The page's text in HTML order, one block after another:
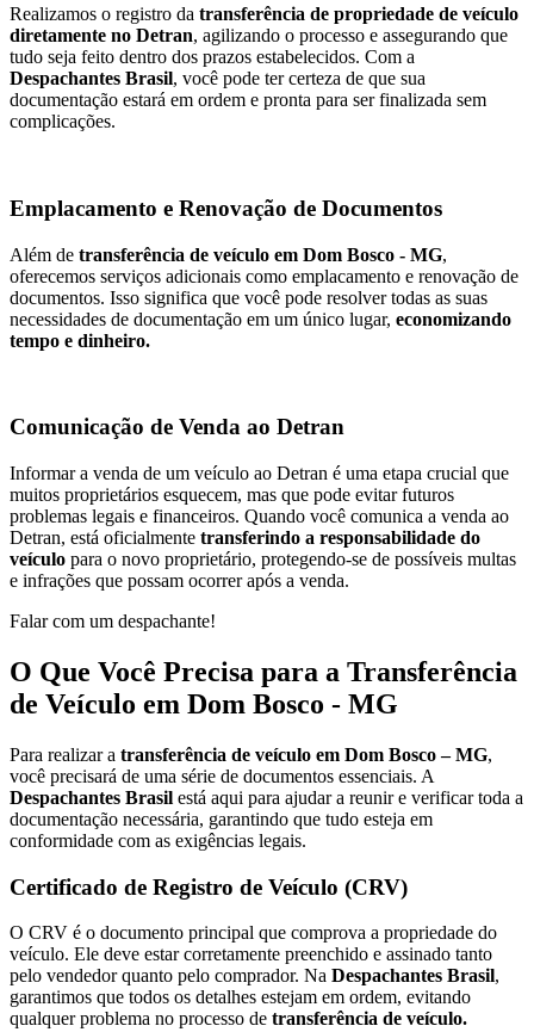
Realizamos o registro da transferência de propriedade de veículo
diretamente no Detran, agilizando o processo e assegurando que
tudo seja feito dentro dos prazos estabelecidos. Com a
Despachantes Brasil, você pode ter certeza de que sua
documentação estará em ordem e pronta para ser finalizada sem
complicações.
Emplacamento e Renovação de Documentos
Além de transferência de veículo em Dom Bosco - MG,
oferecemos serviços adicionais como emplacamento e renovação de
documentos. Isso significa que você pode resolver todas as suas
necessidades de documentação em um único lugar, economizando
tempo e dinheiro.
Comunicação de Venda ao Detran
Informar a venda de um veículo ao Detran é uma etapa crucial que
muitos proprietários esquecem, mas que pode evitar futuros
problemas legais e financeiros. Quando você comunica a venda ao
Detran, está oficialmente transferindo a responsabilidade do
veículo para o novo proprietário, protegendo-se de possíveis multas
e infrações que possam ocorrer após a venda.
Falar com um despachante!
O Que Você Precisa para a Transferência
de Veículo em Dom Bosco - MG
Para realizar a transferência de veículo em Dom Bosco – MG,
você precisará de uma série de documentos essenciais. A
Despachantes Brasil está aqui para ajudar a reunir e verificar toda a
documentação necessária, garantindo que tudo esteja em
conformidade com as exigências legais.
Certificado de Registro de Veículo (CRV)
O CRV é o documento principal que comprova a propriedade do
veículo. Ele deve estar corretamente preenchido e assinado tanto
pelo vendedor quanto pelo comprador. Na Despachantes Brasil,
garantimos que todos os detalhes estejam em ordem, evitando
qualquer problema no processo de transferência de veículo.